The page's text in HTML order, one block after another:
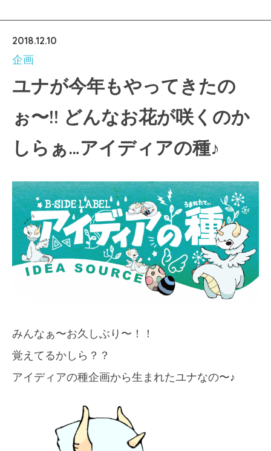
2018.12.10
企画
ユナが今年もやってきたの
ぉ〜!! どんなお花が咲くのか
しらぁ…アイディアの種♪
みんなぁ〜お久しぶり〜！！
覚えてるかしら？？
アイディアの種企画から生まれたユナなの〜♪